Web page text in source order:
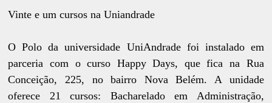
Vinte e um cursos na Uniandrade
O Polo da universidade UniAndrade foi instalado em
parceria com o curso Happy Days, que fica na Rua
Conceição, 225, no bairro Nova Belém. A unidade
oferece 21 cursos: Bacharelado em Administração,